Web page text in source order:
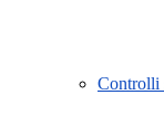
Controlli